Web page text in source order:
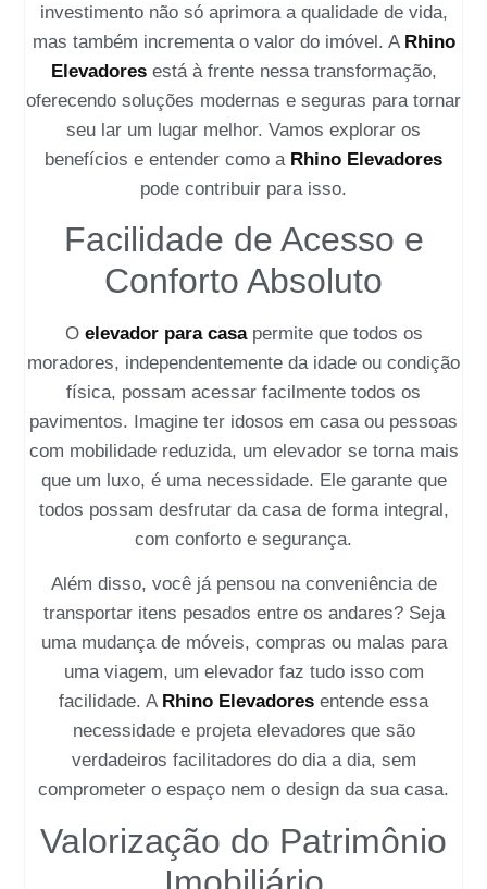
investimento não só aprimora a qualidade de vida,
mas também incrementa o valor do imóvel. A Rhino
Elevadoresestá à frente nessa transformação,
oferecendo soluções modernas e seguras para tornar
seu lar um lugar melhor. Vamos explorar os
benefícios e entender como a Rhino Elevadores
pode contribuir para isso.
Facilidade de Acesso e
Conforto Absoluto
O elevador para casapermite que todos os
moradores, independentemente da idade ou condição
física, possam acessar facilmente todos os
pavimentos. Imagine ter idosos em casa ou pessoas
com mobilidade reduzida, um elevador se torna mais
que um luxo, é uma necessidade. Ele garante que
todos possam desfrutar da casa de forma integral,
com conforto e segurança.
Além disso, você já pensou na conveniência de
transportar itens pesados entre os andares? Seja
uma mudança de móveis, compras ou malas para
uma viagem, um elevador faz tudo isso com
facilidade. A Rhino Elevadores entende essa
necessidade e projeta elevadores que são
verdadeiros facilitadores do dia a dia, sem
comprometer o espaço nem o design da sua casa.
Valorização do Patrimônio